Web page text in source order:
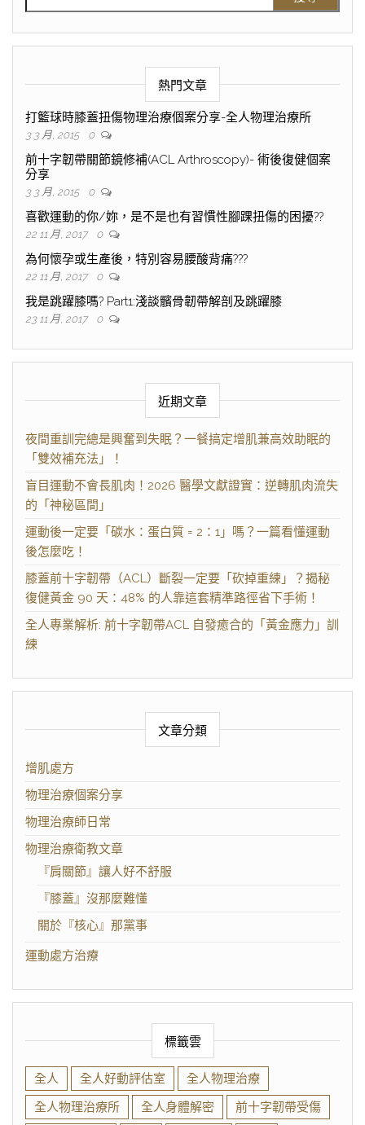
熱門文章
打籃球時膝蓋扭傷物理治療個案分享-全人物理治療所
3 3 月, 2015 0
前十字韌帶關節鏡修補(ACL Arthroscopy)- 術後復健個案
分享
3 3 月, 2015 0
喜歡運動的你/妳，是不是也有習慣性腳踝扭傷的困擾??
22 11 月, 2017 0
為何懷孕或生產後，特別容易腰酸背痛???
22 11 月, 2017 0
我是跳躍膝嗎? Part1:淺談髕骨韌帶解剖及跳躍膝
23 11 月, 2017 0
近期文章
夜間重訓完總是興奮到失眠？一餐搞定增肌兼高效助眠的
「雙效補充法」！
盲目運動不會長肌肉！2026 醫學文獻證實：逆轉肌肉流失
的「神秘區間」
運動後一定要「碳水：蛋白質 = 2：1」嗎？一篇看懂運動
後怎麼吃！
膝蓋前十字韌帶（ACL）斷裂一定要「砍掉重練」？揭秘
復健黃金 90 天：48% 的人靠這套精準路徑省下手術！
全人專業解析: 前十字韌帶ACL 自發癒合的「黃金應力」訓
練
文章分類
增肌處方
物理治療個案分享
物理治療師日常
物理治療衛教文章
『肩關節』讓人好不舒服
『膝蓋』沒那麼難懂
關於『核心』那黨事
運動處方治療
標籤雲
全人 全人好動評估室
全人物理治療
全人物理治療所
全人身體解密 前十字韌帶受傷